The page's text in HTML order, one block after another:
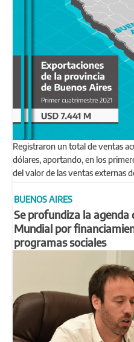
Registraron un total de ventas acumuladas por 7.441 millones de
dólares, aportando, en los
del valor de las ventas externas
BUENOS AIRES
Se profundiza la agenda
Mundial por
programas sociales